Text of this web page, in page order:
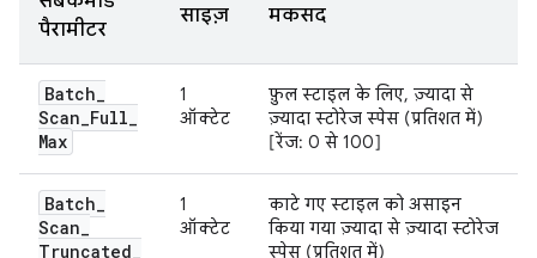
पैरामीटर
साइज़ मकसद
Batch_
Scan_Full_
Max
1
ऑक्टेट
फ़ुल स्टाइल के लिए, ज़्यादा से
ज़्यादा स्टोरेज स्पेस (प्रतिशत में)
[रेंज: 0 से 100]
Batch_
Scan_
Truncated_
1
ऑक्टेट
काटे गए स्टाइल को असाइन
किया गया ज़्यादा से ज़्यादा स्टोरेज
स्पेस (प्रतिशत में)